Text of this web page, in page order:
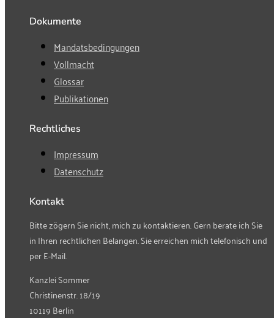
Dokumente
Mandatsbedingungen
Vollmacht
Glossar
Publikationen
Rechtliches
Impressum
Datenschutz
Kontakt
Bitte zögern Sie nicht, mich zu kontaktieren. Gern berate ich Sie
in Ihren rechtlichen Belangen. Sie erreichen mich telefonisch und
per E-Mail.
Kanzlei Sommer
Christinenstr. 18/19
10119 Berlin